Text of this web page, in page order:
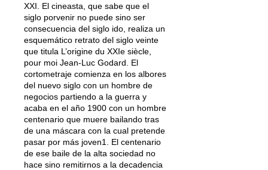
XXI. El cineasta, que sabe que el
siglo porvenir no puede sino ser
consecuencia del siglo ido, realiza un
esquemático retrato del siglo veinte
que titula L’origine du XXIe siècle,
pour moi Jean-Luc Godard. El
cortometraje comienza en los albores
del nuevo siglo con un hombre de
negocios partiendo a la guerra y
acaba en el año 1900 con un hombre
centenario que muere bailando tras
de una máscara con la cual pretende
pasar por más joven1. El centenario
de ese baile de la alta sociedad no
hace sino remitirnos a la decadencia